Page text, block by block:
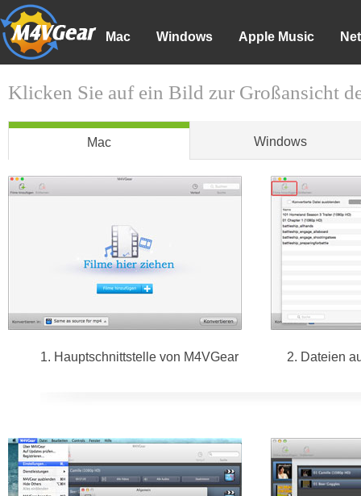
Mac Windows Apple Music
Klicken Sie auf ein Bild zur Großansicht
Mac Windows
1. Hauptschnittstelle von M4VGear 2. Dateien